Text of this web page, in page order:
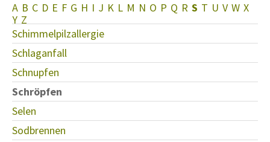
A B C D E F G H I J K L M N O P Q R S T U V W X
Y Z
Schimmelpilzallergie
Schlaganfall
Schnupfen
Schröpfen
Selen
Sodbrennen